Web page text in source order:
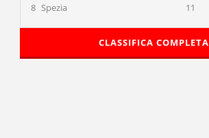
8 Spezia 11
CLASSIFICA COMPLETA